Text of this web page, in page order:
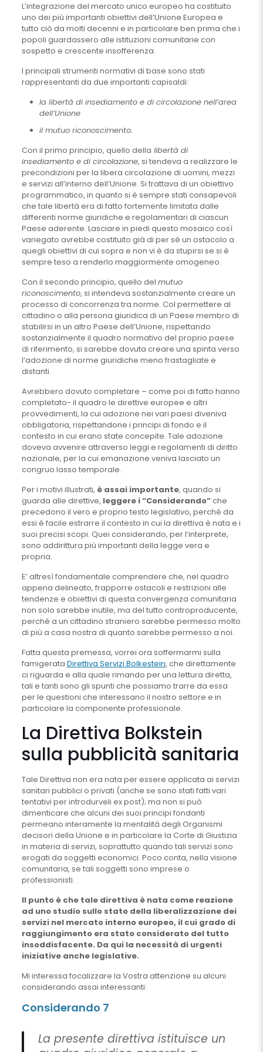
L’integrazione del mercato unico europeo ha costituito
uno dei più importanti obiettivi dell’Unione Europea e
tutto ciò da molti decenni e in particolare ben prima che i
popoli guardassero alle istituzioni comunitarie con
sospetto e crescente insofferenza.
I principali strumenti normativi di base sono stati
rappresentanti da due importanti capisaldi:
la libertà di insediamento e di circolazione nell’area
dell’Unione
il mutuo riconoscimento.
Con il primo principio, quello della libertà di
insediamento e di circolazione, si tendeva a realizzare le
precondizioni per la libera circolazione di uomini, mezzi
e servizi all’interno dell’Unione. Si trattava di un obiettivo
programmatico, in quanto si è sempre stati consapevoli
che tale libertà era di fatto fortemente limitata dalle
differenti norme giuridiche e regolamentari di ciascun
Paese aderente. Lasciare in piedi questo mosaico così
variegato avrebbe costituito già di per sé un ostacolo a
quegli obiettivi di cui sopra e non vi è da stupirsi se si è
sempre teso a renderlo maggiormente omogeneo.
Con il secondo principio, quello del mutuo
riconoscimento, si intendeva sostanzialmente creare un
processo di concorrenza tra norme. Col permettere al
cittadino o alla persona giuridica di un Paese membro di
stabilirsi in un altro Paese dell’Unione, rispettando
sostanzialmente il quadro normativo del proprio paese
di riferimento, si sarebbe dovuta creare una spinta verso
l’adozione di norme giuridiche meno frastagliate e
distanti.
Avrebbero dovuto completare – come poi di fatto hanno
completato- il quadro le direttive europee e altri
provvedimenti, la cui adozione nei vari paesi diveniva
obbligatoria, rispettandone i principi di fondo e il
contesto in cui erano state concepite. Tale adozione
doveva avvenire attraverso leggi e regolamenti di diritto
nazionale, per la cui emanazione veniva lasciato un
congruo lasso temporale.
Per i motivi illustrati, è assai importante, quando si
guarda alle direttive, leggere i “Considerando”che
precedono il vero e proprio testo legislativo, perché da
essi è facile estrarre il contesto in cui la direttiva è nata e i
suoi precisi scopi. Quei considerando, per l’interprete,
sono addirittura più importanti della legge vera e
propria.
E’ altresì fondamentale comprendere che, nel quadro
appena delineato, frapporre ostacoli e restrizioni alle
tendenze e obiettivi di questa convergenza comunitaria
non solo sarebbe inutile, ma del tutto controproducente,
perché a un cittadino straniero sarebbe permesso molto
di più a casa nostra di quanto sarebbe permesso a noi.
Fatta questa premessa, vorrei ora soffermarmi sulla
famigerata Direttiva Servizi Bolkestein, che direttamente
ci riguarda e alla quale rimando per una lettura diretta,
tali e tanti sono gli spunti che possiamo trarre da essa
per le questioni che interessano il nostro settore e in
particolare la componente professionale.
La Direttiva Bolkstein
sulla pubblicità sanitaria
Tale Direttiva non era nata per essere applicata ai servizi
sanitari pubblici o privati (anche se sono stati fatti vari
tentativi per introdurveli ex post); ma non si può
dimenticare che alcuni dei suoi principi fondanti
permeano interamente la mentalità degli Organismi
decisori della Unione e in particolare la Corte di Giustizia
in materia di servizi, soprattutto quando tali servizi sono
erogati da soggetti economici. Poco conta, nella visione
comunitaria, se tali soggetti sono imprese o
professionisti.
Il punto è che tale direttiva è nata come reazione
ad uno studio sullo stato della liberalizzazione dei
servizi nel mercato interno europeo, il cui grado di
raggiungimento era stato considerato del tutto
insoddisfacente. Da qui la necessità di urgenti
iniziative anche legislative.
Mi interessa focalizzare la Vostra attenzione su alcuni
considerando assai interessanti:
Considerando 7
La presente direttiva istituisce un